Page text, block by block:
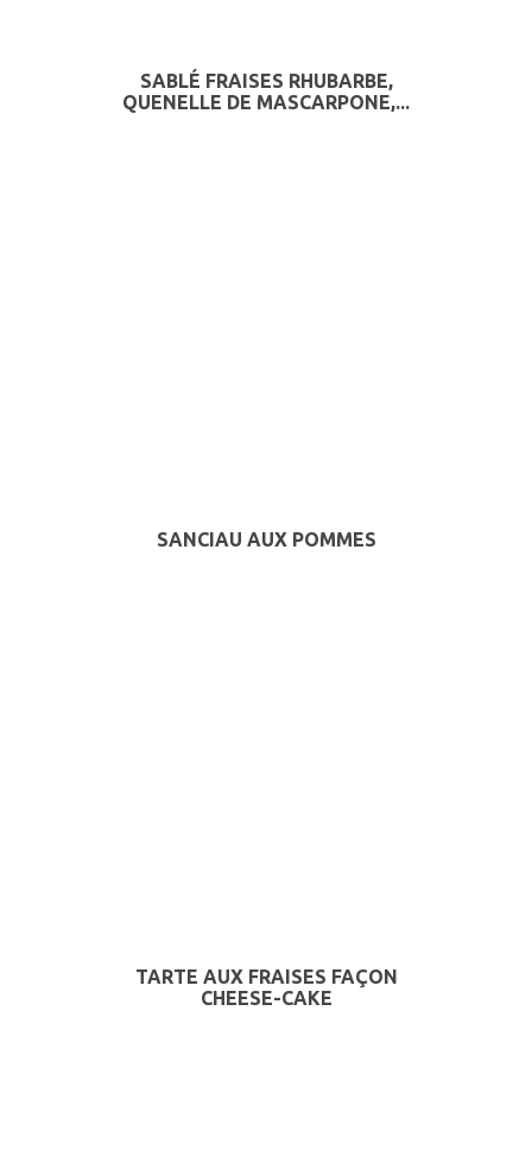
SABLÉ FRAISES RHUBARBE,
QUENELLE DE MASCARPONE,...
SANCIAU AUX POMMES
TARTE AUX FRAISES FAÇON
CHEESE-CAKE